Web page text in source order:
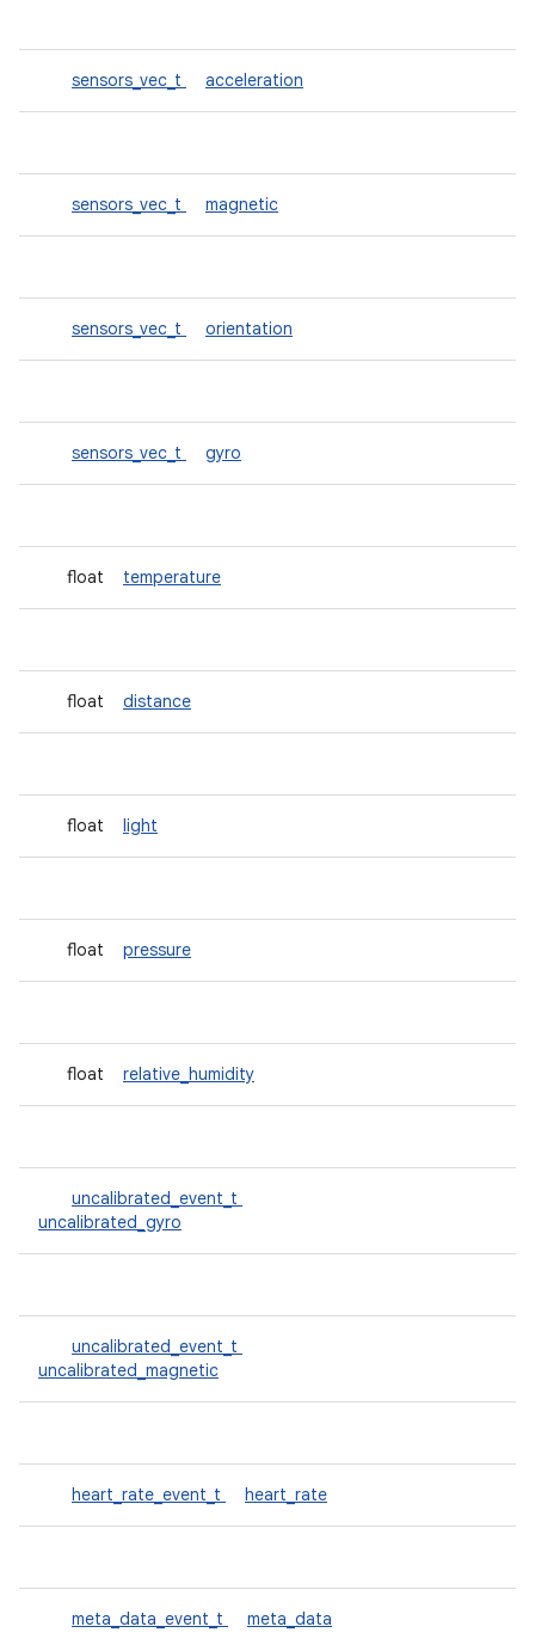
sensors_vec_t acceleration
sensors_vec_t magnetic
sensors_vec_t orientation
sensors_vec_t gyro
float temperature
float distance
float light
float pressure
float relative_humidity
uncalibrated_event_t
uncalibrated_gyro
uncalibrated_event_t
uncalibrated_magnetic
heart_rate_event_t heart_rate
meta_data_event_t meta_data